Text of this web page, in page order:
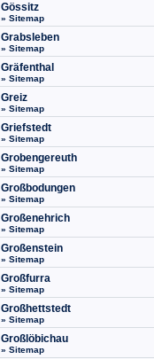
Gössitz
» Sitemap
Grabsleben
» Sitemap
Gräfenthal
» Sitemap
Greiz
» Sitemap
Griefstedt
» Sitemap
Grobengereuth
» Sitemap
Großbodungen
» Sitemap
Großenehrich
» Sitemap
Großenstein
» Sitemap
Großfurra
» Sitemap
Großhettstedt
» Sitemap
Großlöbichau
» Sitemap